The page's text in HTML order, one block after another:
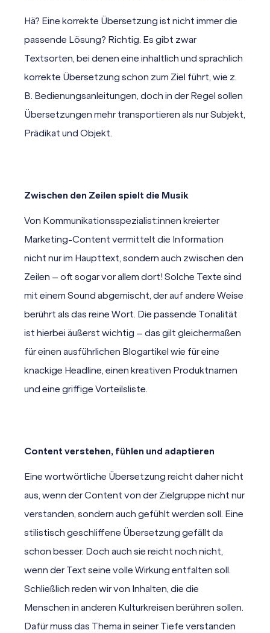
Hä? Eine korrekte Übersetzung ist nicht immer die
passende Lösung? Richtig. Es gibt zwar
Textsorten, bei denen eine inhaltlich und sprachlich
korrekte Übersetzung schon zum Ziel führt, wie z.
B. Bedienungsanleitungen, doch in der Regel sollen
Übersetzungen mehr transportieren als nur Subjekt,
Prädikat und Objekt.
Zwischen den Zeilen spielt die Musik
Von Kommunikationsspezialist:innen kreierter
Marketing-Content vermittelt die Information
nicht nur im Haupttext, sondern auch zwischen den
Zeilen – oft sogar vor allem dort! Solche Texte sind
mit einem Sound abgemischt, der auf andere Weise
berührt als das reine Wort. Die passende Tonalität
ist hierbei äußerst wichtig – das gilt gleichermaßen
für einen ausführlichen Blogartikel wie für eine
knackige Headline, einen kreativen Produktnamen
und eine griffige Vorteilsliste.
Content verstehen, fühlen und adaptieren
Eine wortwörtliche Übersetzung reicht daher nicht
aus, wenn der Content von der Zielgruppe nicht nur
verstanden, sondern auch gefühlt werden soll. Eine
stilistisch geschliffene Übersetzung gefällt da
schon besser. Doch auch sie reicht noch nicht,
wenn der Text seine volle Wirkung entfalten soll.
Schließlich reden wir von Inhalten, die die
Menschen in anderen Kulturkreisen berühren sollen.
Dafür muss das Thema in seiner Tiefe verstanden